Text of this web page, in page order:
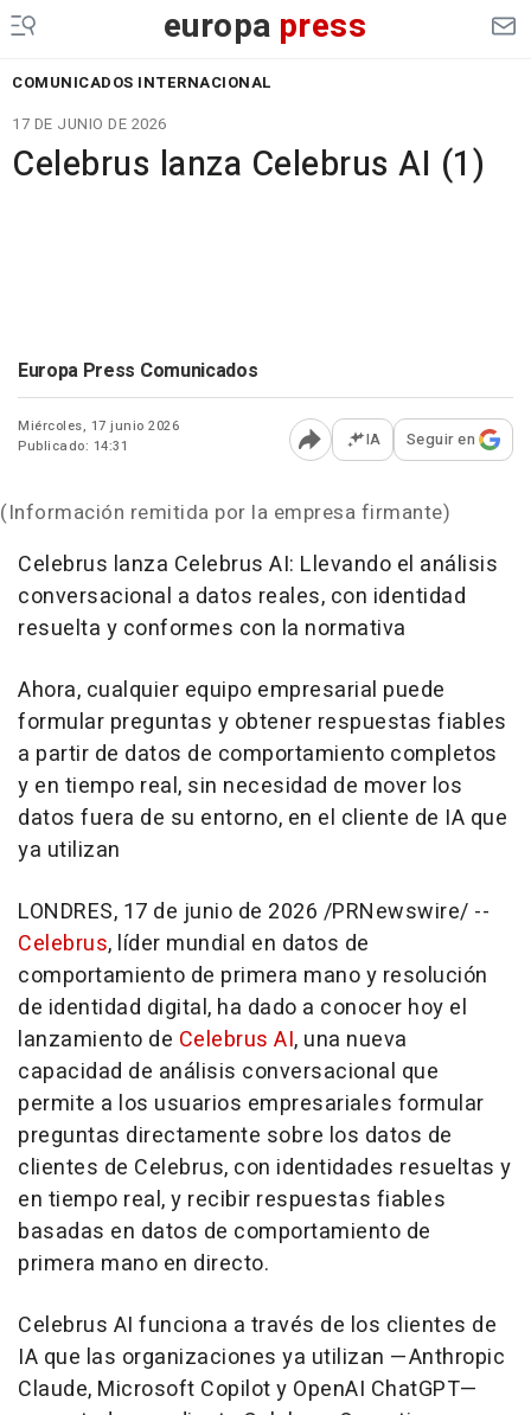
europa press
COMUNICADOS INTERNACIONAL
17 DE JUNIO DE 2026
Celebrus lanza Celebrus AI (1)
Europa Press Comunicados
Miércoles, 17 junio 2026
Publicado: 14:31
Abrir opciones para
IA Seguir en
(Información remitida por la empresa firmante)
Celebrus lanza Celebrus AI: Llevando el análisis
conversacional a datos reales, con identidad
resuelta y conformes con la normativa
Ahora, cualquier equipo empresarial puede
formular preguntas y obtener respuestas fiables
a partir de datos de comportamiento completos
y en tiempo real, sin necesidad de mover los
datos fuera de su entorno, en el cliente de IA que
ya utilizan
LONDRES, 17 de junio de 2026 /PRNewswire/ --
Celebrus, líder mundial en datos de
comportamiento de primera mano y resolución
de identidad digital, ha dado a conocer hoy el
lanzamiento de Celebrus AI, una nueva
capacidad de análisis conversacional que
permite a los usuarios empresariales formular
preguntas directamente sobre los datos de
clientes de Celebrus, con identidades resueltas y
en tiempo real, y recibir respuestas fiables
basadas en datos de comportamiento de
primera mano en directo.
Celebrus AI funciona a través de los clientes de
IA que las organizaciones ya utilizan —Anthropic
Claude, Microsoft Copilot y OpenAI ChatGPT—